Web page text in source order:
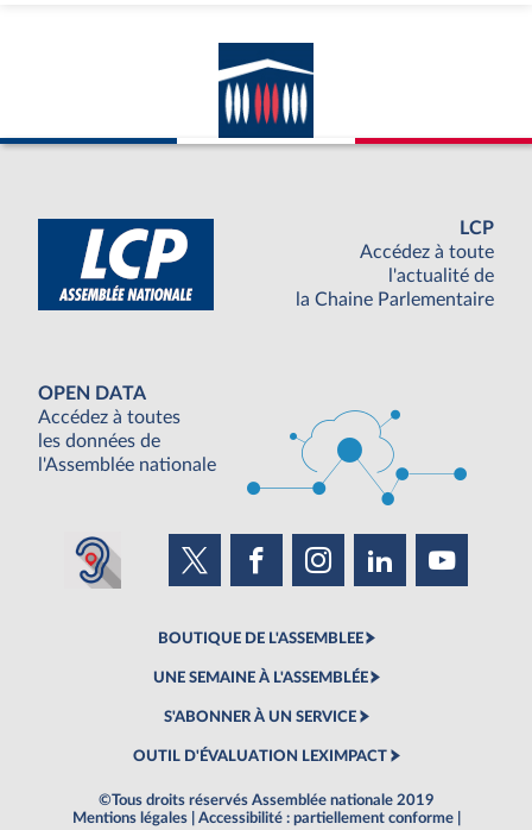
LCP
Accédez à toute
l'actualité de
la Chaine Parlementaire
OPEN DATA
Accédez à toutes
les données de
l'Assemblée nationale
BOUTIQUE DE L'ASSEMBLEE
UNE SEMAINE À L'ASSEMBLÉE
S'ABONNER À UN SERVICE
OUTIL D'ÉVALUATION LEXIMPACT
©Tous droits réservés Assemblée nationale 2019
Mentions légales
Accessibilité : partiellement conforme